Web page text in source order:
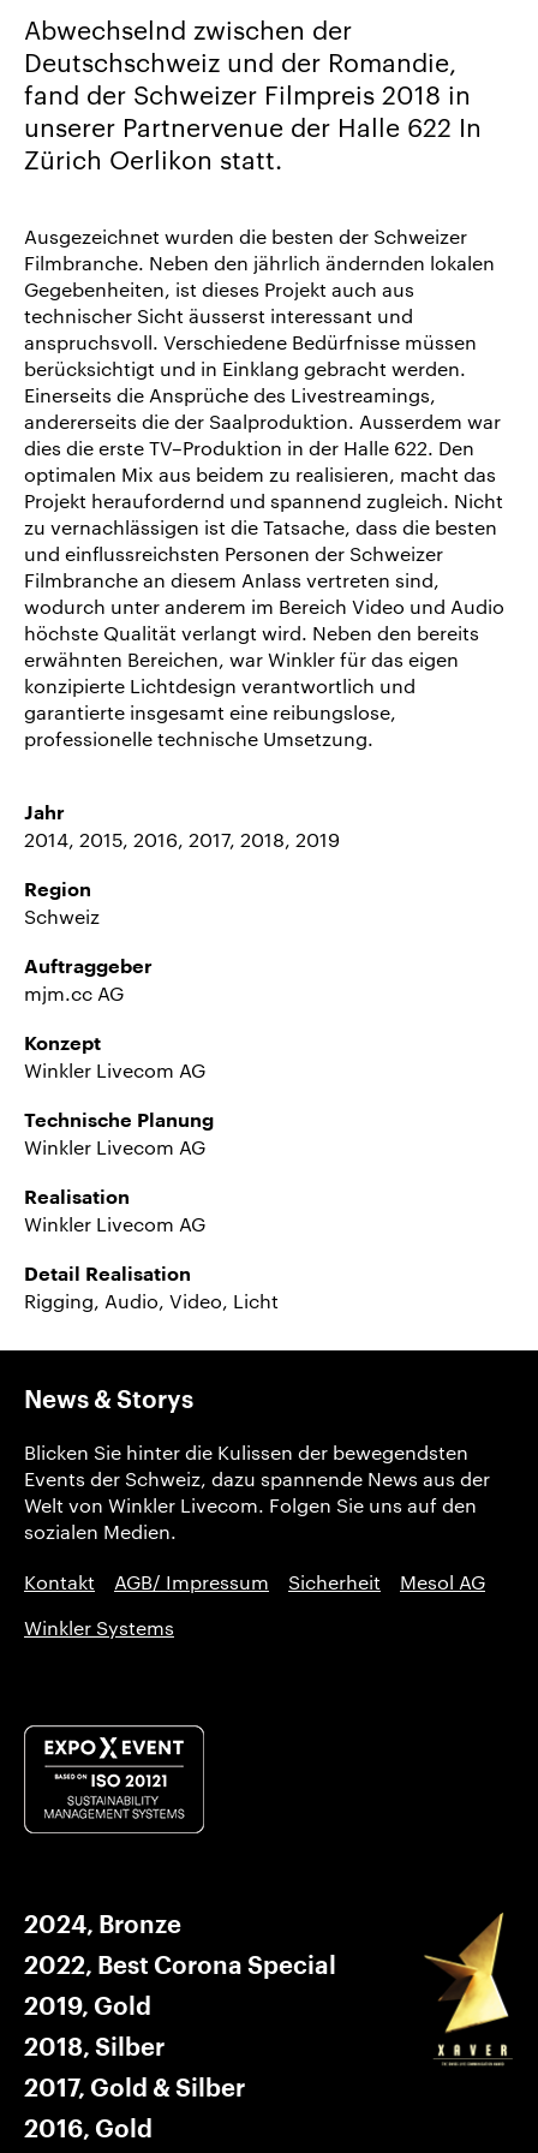
uns
Karriere/Jobs
Referenz-
Index
News
Storys
DE
EN
Abwechselnd zwischen der
Deutschschweiz und der Romandie,
fand der Schweizer Filmpreis 2018 in
unserer Partnervenue der Halle 622 In
Zürich Oerlikon statt.
Ausgezeichnet wurden die besten der Schweizer
Filmbranche. Neben den jährlich ändernden lokalen
Gegebenheiten, ist dieses Projekt auch aus
technischer Sicht äusserst interessant und
anspruchsvoll. Verschiedene Bedürfnisse müssen
berücksichtigt und in Einklang gebracht werden.
Einerseits die Ansprüche des Livestreamings,
andererseits die der Saalproduktion. Ausserdem war
dies die erste TV–Produktion in der Halle 622. Den
optimalen Mix aus beidem zu realisieren, macht das
Projekt heraufordernd und spannend zugleich. Nicht
zu vernachlässigen ist die Tatsache, dass die besten
und einflussreichsten Personen der Schweizer
Filmbranche an diesem Anlass vertreten sind,
wodurch unter anderem im Bereich Video und Audio
höchste Qualität verlangt wird. Neben den bereits
erwähnten Bereichen, war Winkler für das eigen
konzipierte Lichtdesign verantwortlich und
garantierte insgesamt eine reibungslose,
professionelle technische Umsetzung.
Jahr
2014, 2015, 2016, 2017, 2018, 2019
Region
Schweiz
Auftraggeber
mjm.cc AG
Konzept
Winkler Livecom AG
Technische Planung
Winkler Livecom AG
Realisation
Winkler Livecom AG
Detail Realisation
Rigging, Audio, Video, Licht
News & Storys
Blicken Sie hinter die Kulissen der bewegendsten
Events der Schweiz, dazu spannende News aus der
Welt von Winkler Livecom. Folgen Sie uns auf den
sozialen Medien.
Kontakt AGB/ Impressum Sicherheit
Mesol AG
Winkler Systems
2024, Bronze
2022, Best Corona Special
2019, Gold
2018, Silber
2017, Gold & Silber
2016, Gold